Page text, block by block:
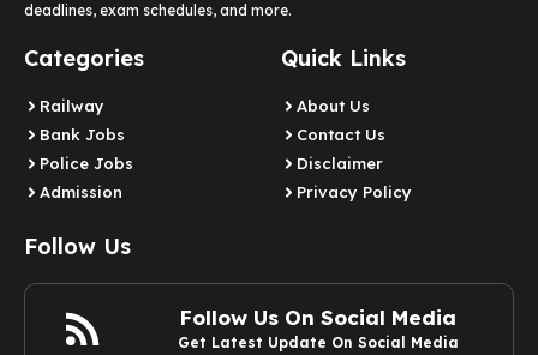
deadlines, exam schedules, and more.
Categories
Railway
Bank Jobs
Police Jobs
Admission
Quick Links
About Us
Contact Us
Disclaimer
Privacy Policy
Follow Us
Follow Us On Social Media
Get Latest Update On Social Media